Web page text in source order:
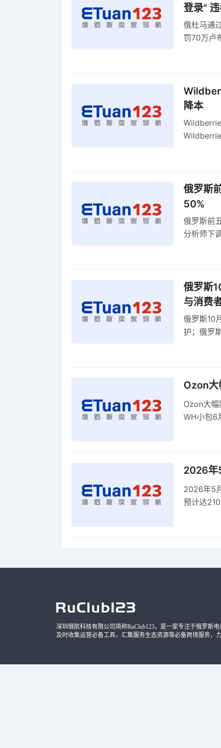
登录"
俄杜马通
罚70万卢
降本
俄罗斯
50%
俄罗斯前
分析师下
俄罗斯
与消费
俄罗斯10
护；俄罗
Ozon大
Ozon大
WH小包6
2026年
2026年5
预计达
深圳俄航科技有限公司简称RuClub123，是一家专注于俄罗斯
及时收集运营必备工具，汇集服务生态资源等必备跨境服务，